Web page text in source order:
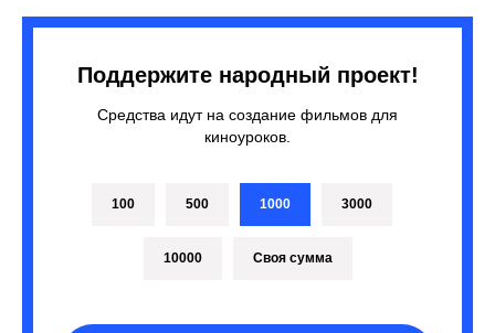
Поддержите народный проект!
Средства идут на создание фильмов для
киноуроков.
100 500 1000 3000
10000 Своя сумма